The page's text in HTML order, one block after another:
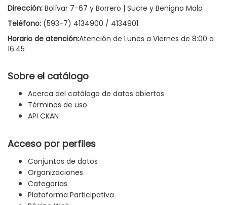
Dirección: Bolívar 7-67 y Borrero | Sucre y Benigno Malo
Teléfono: (593-7) 4134900 / 4134901
Horario de atención:Atención de Lunes a Viernes de 8:00 a
16:45
Sobre el catálogo
Acerca del catálogo de datos abiertos
Términos de uso
API CKAN
Acceso por perfiles
Conjuntos de datos
Organizaciones
Categorías
Plataforma Participativa